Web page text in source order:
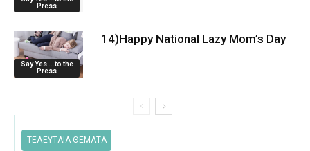
Press
Say Yes ...to the
Press
14)Happy National Lazy Mom’s Day
ΤΕΛΕΥΤΑΙΑ ΘΕΜΑΤΑ